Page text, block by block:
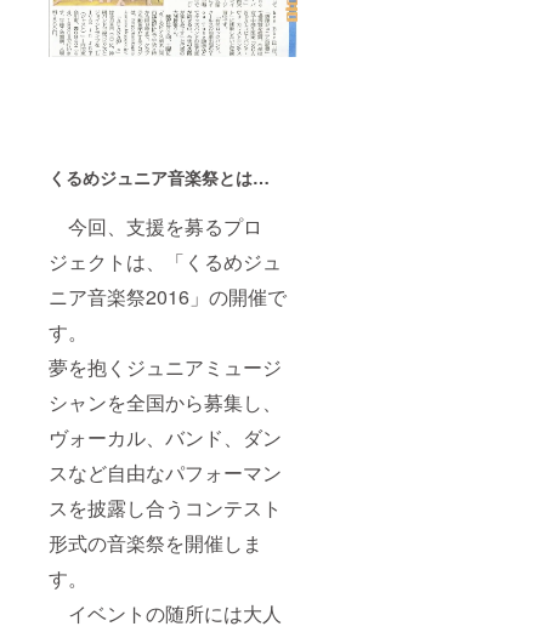
くるめジュニア音楽祭とは…
今回、支援を募るプロ
ジェクトは、「くるめジュ
ニア音楽祭2016」の開催で
す。
夢を抱くジュニアミュージ
シャンを全国から募集し、
ヴォーカル、バンド、ダン
スなど自由なパフォーマン
スを披露し合うコンテスト
形式の音楽祭を開催しま
す。
イベントの随所には大人